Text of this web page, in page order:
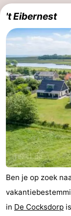
Monumenten
-
Kerken
Uitkijkpunten
Attracties
-
Rondvaarten
-
Boerderijen
-
Speeltuinen
-
Minigolfbanen
Natuur
Rondleidingen
't Eibernest
Ben je op zoek
in De Cocksdorp